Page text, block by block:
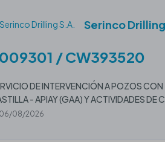
Serinco
/ CW393520
DE INTERVENCIÓN A POZOS
- APIAY (GAA) Y ACTIVIDADES DE
06/08/2026